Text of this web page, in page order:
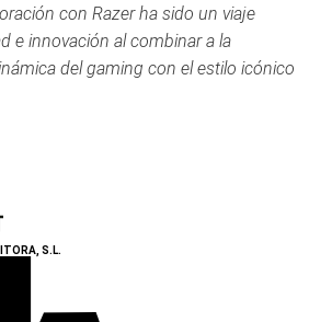
con Razer ha sido un viaje
e innovación al combinar a la
del gaming con el estilo icónico
S.L.